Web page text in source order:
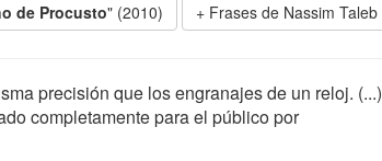
de Procusto" (2010) Frases de Nassim Taleb
precisión que los engranajes de un reloj. (...)
completamente para el público por